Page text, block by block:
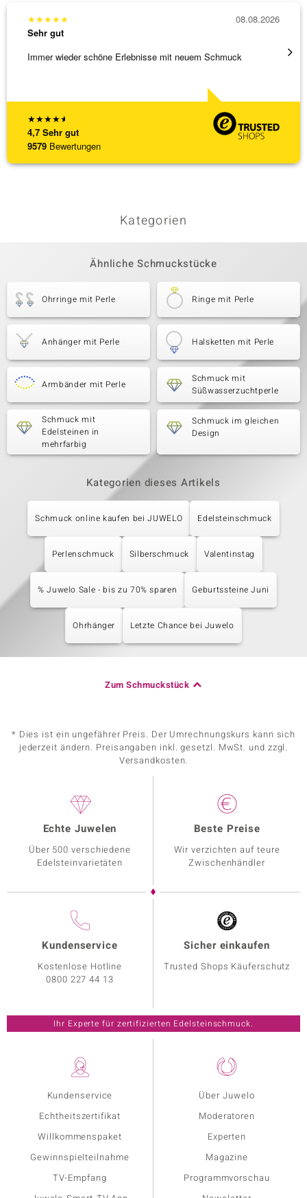
★★★★★
4,7 Sehr gut
9579 Bewertungen
★★★★★
Sehr gut
Immer wieder schöne Erlebnisse mit neuem Schmuck
08.08.2026
Kategorien
Ähnliche Schmuckstücke
Ohrringe mit Perle Ringe mit Perle
Anhänger mit Perle Halsketten mit Perle
Armbänder mit Perle
Schmuck mit
Süßwasserzuchtperle
Schmuck mit
Edelsteinen in
mehrfarbig
Schmuck im gleichen
Design
Kategorien dieses Artikels
Schmuck online kaufen bei JUWELO Edelsteinschmuck
Perlenschmuck Silberschmuck Valentinstag
% Juwelo Sale - bis zu 70% sparen Geburtssteine Juni
Ohrhänger Letzte Chance bei Juwelo
Zum Schmuckstück
* Dies ist ein ungefährer Preis. Der Umrechnungskurs kann sich
jederzeit ändern. Preisangaben inkl. gesetzl. MwSt. und zzgl.
Versandkosten.
Kundenservice
Echtheitszertifikat
Willkommenspaket
Gewinnspielteilnahme
TV-Empfang
Über Juwelo
Moderatoren
Experten
Magazine
Programmvorschau
Echte Juwelen
Über 500 verschiedene
Edelsteinvarietäten
Beste Preise
Wir verzichten auf teure
Zwischenhändler
Kundenservice
Kostenlose Hotline
0800 227 44 13
Sicher einkaufen
Trusted Shops Käuferschutz
Ihr Experte für zertifizierten Edelsteinschmuck.